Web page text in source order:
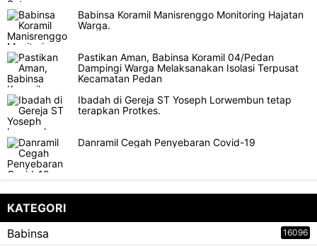
Babinsa Koramil Manisrenggo Monitoring Hajatan
Warga.
Pastikan Aman, Babinsa Koramil 04/Pedan
Dampingi Warga Melaksanakan Isolasi Terpusat
Kecamatan Pedan
Ibadah di Gereja ST Yoseph Lorwembun tetap
terapkan Protkes.
Danramil Cegah Penyebaran Covid-19
KATEGORI
Babinsa
16096